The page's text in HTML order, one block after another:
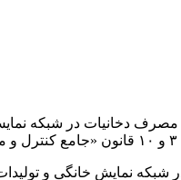
مصرف دخانیات در شبکه